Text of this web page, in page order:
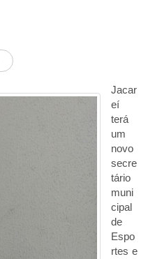
Jacar
eí
terá
um
novo
secre
tário
muni
cipal
de
Espo
rtes e